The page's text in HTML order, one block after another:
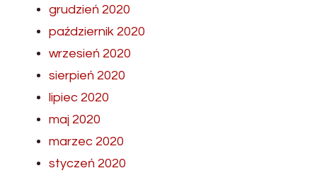
grudzień 2020
październik 2020
wrzesień 2020
sierpień 2020
lipiec 2020
maj 2020
marzec 2020
styczeń 2020